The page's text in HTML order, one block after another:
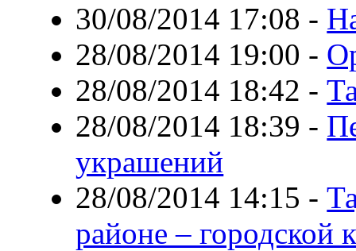
30/08/2014 17:08 -
28/08/2014 19:00 -
28/08/2014 18:42 -
28/08/2014 18:39 -
украшений
28/08/2014 14:15 -
районе – городской